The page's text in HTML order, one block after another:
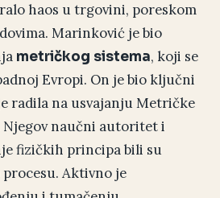
haos u trgovini, poreskom
Marinković je bio
metričkog sistema, koji se
Evropi. On je bio ključni
radila na usvajanju Metričke
Njegov naučni autoritet i
fizičkih principa bili su
Aktivno je